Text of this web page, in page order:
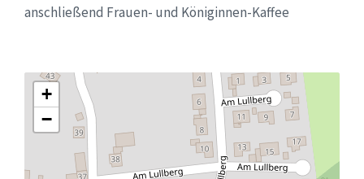
anschließend Frauen- und Königinnen-Kaffee
+
−